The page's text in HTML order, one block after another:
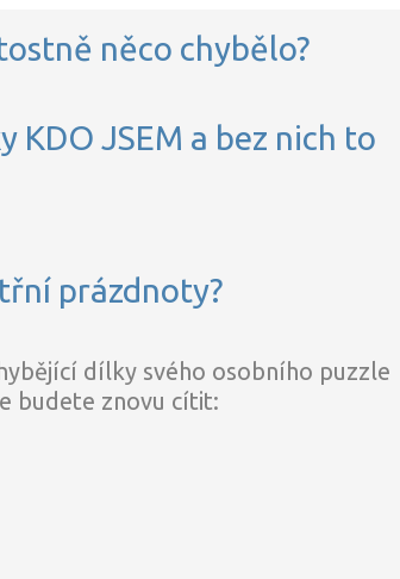
něco chybělo?
KDO JSEM a bez nich to
prázdnoty?
dílky svého osobního puzzle
budete znovu cítit: